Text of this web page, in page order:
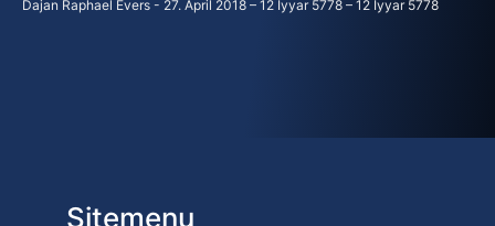
Dajan Raphael Evers 27. April 2018 – 12 Iyyar 5778 – 12 Iyyar 5778
Sitemenu